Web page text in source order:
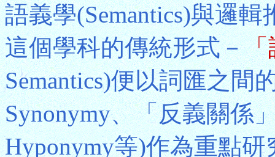
語義學(Semantics)與邏
這個學科的傳統形式－「
Semantics)便以詞匯之間
Synonymy、「反義關係
Hyponymy等)作為重點